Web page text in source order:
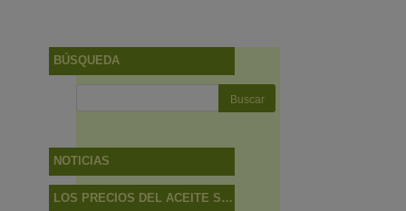
BÚSQUEDA
NOTICIAS
LOS PRECIOS DEL ACEITE SUBEN MÁS EN EL CAMPO QUE EN LAS TIENDAS